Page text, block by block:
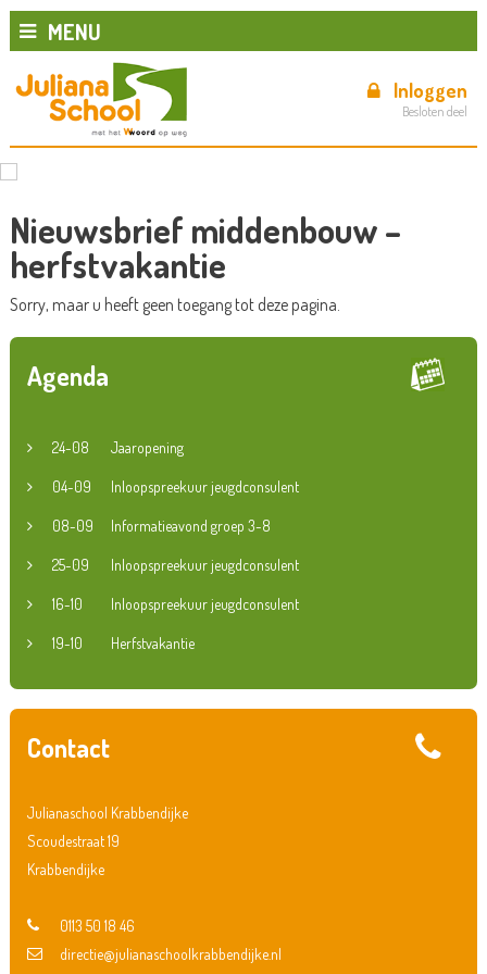
MENU
Inloggen
Besloten deel
Nieuwsbrief middenbouw –
herfstvakantie
Sorry, maar u heeft geen toegang tot deze pagina.
Agenda
24-08 Jaaropening
04-09 Inloopspreekuur jeugdconsulent
08-09 Informatieavond groep 3-8
25-09 Inloopspreekuur jeugdconsulent
16-10 Inloopspreekuur jeugdconsulent
19-10 Herfstvakantie
Contact
Julianaschool Krabbendijke
Scoudestraat 19
Krabbendijke
0113 50 18 46
directie@julianaschoolkrabbendijke.nl